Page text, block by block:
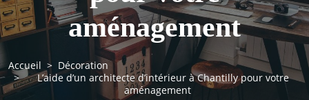
aménagement
Accueil
Décoration
L’aide d’un architecte d’intérieur à Chantilly pour votre
aménagement